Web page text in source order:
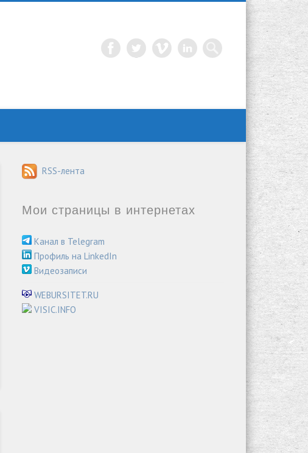
RSS-лента
Мои страницы в интернетах
Канал в Telegram
Профиль на LinkedIn
Видеозаписи
WEBURSITET.RU
VISIC.INFO